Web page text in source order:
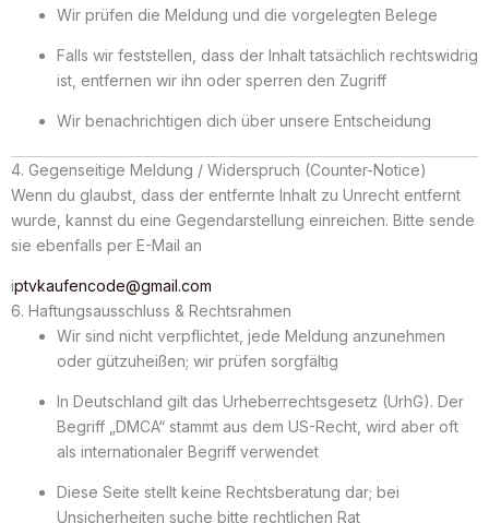
Wir prüfen die Meldung und die vorgelegten Belege
Falls wir feststellen, dass der Inhalt tatsächlich rechtswidrig
ist, entfernen wir ihn oder sperren den Zugriff
Wir benachrichtigen dich über unsere Entscheidung
4. Gegenseitige Meldung / Widerspruch (Counter-Notice)
Wenn du glaubst, dass der entfernte Inhalt zu Unrecht entfernt
wurde, kannst du eine Gegendarstellung einreichen. Bitte sende
sie ebenfalls per E-Mail an
iptvkaufencode@gmail.com
6. Haftungsausschluss & Rechtsrahmen
Wir sind nicht verpflichtet, jede Meldung anzunehmen
oder gützuheißen; wir prüfen sorgfältig
In Deutschland gilt das Urheberrechtsgesetz (UrhG). Der
Begriff „DMCA“ stammt aus dem US-Recht, wird aber oft
als internationaler Begriff verwendet
Diese Seite stellt keine Rechtsberatung dar; bei
Unsicherheiten suche bitte rechtlichen Rat